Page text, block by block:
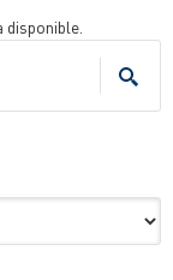
disponible.